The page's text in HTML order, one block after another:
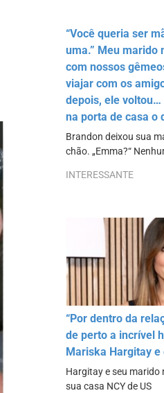
“Você queria ser
uma.” Meu marido
com nossos
viajar com os
depois, ele voltou…
na porta de casa o
Brandon deixou sua
chão. „Emma?“
INTERESSANTE
“Por dentro da
de perto a incrível
Mariska Hargitay e
Hargitay e seu marido
sua casa NCY de US